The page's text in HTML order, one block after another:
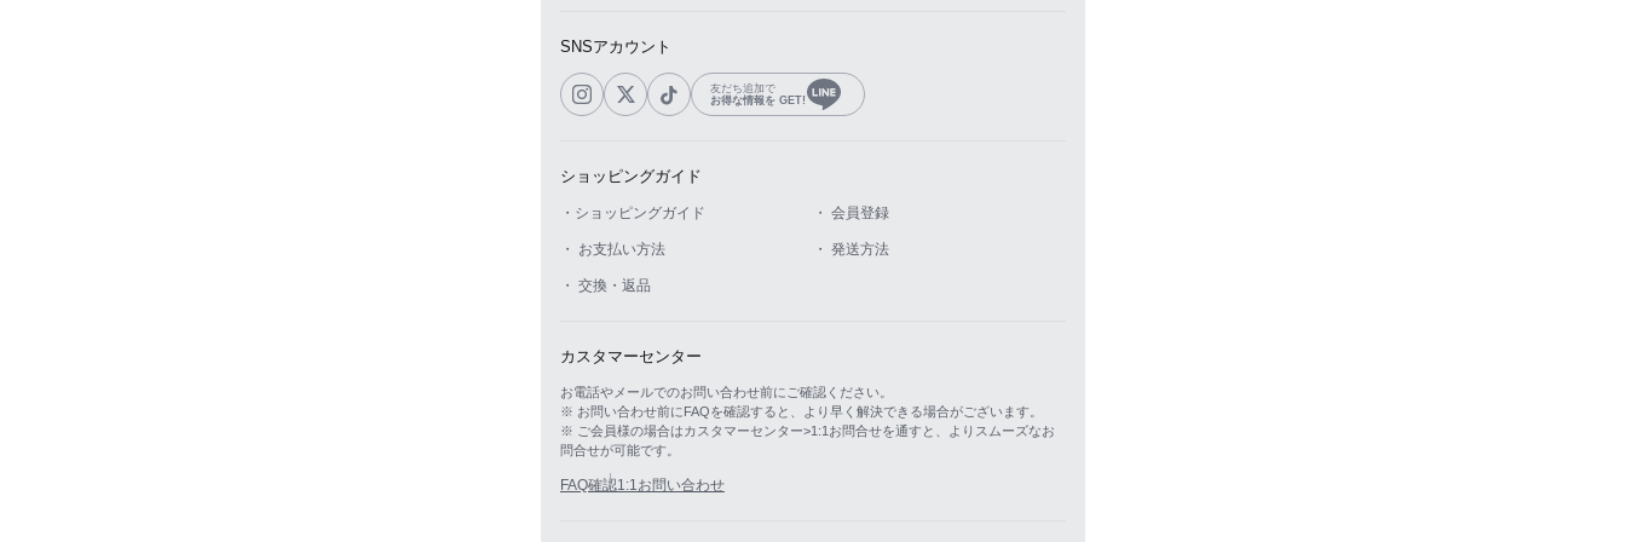
SNSアカウント
友だち追加で
お得な情報を GET!
ショッピングガイド
・ショッピングガイド ・ 会員登録
・ お支払い方法 ・ 発送方法
・ 交換・返品
カスタマーセンター
お電話やメールでのお問い合わせ前にご確認ください。
※ お問い合わせ前にFAQを確認すると、より早く解決できる場合がございます。
※ ご会員様の場合はカスタマーセンター>1:1お問合せを通すと、よりスムーズなお
問合せが可能です。
FAQ確認1:1お問い合わせ